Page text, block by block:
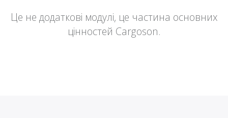
Це не додаткові модулі, це частина основних
цінностей Cargoson.